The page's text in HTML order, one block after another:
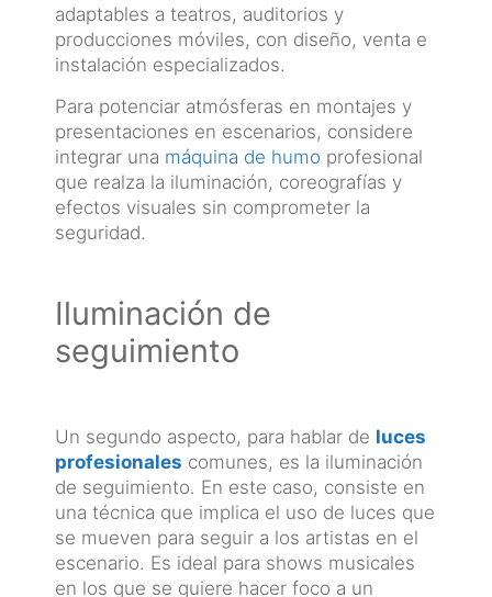
adaptables a teatros, auditorios y
producciones móviles, con diseño, venta e
instalación especializados.
Para potenciar atmósferas en montajes y
presentaciones en escenarios, considere
integrar una máquina de humo profesional
que realza la iluminación, coreografías y
efectos visuales sin comprometer la
seguridad.
Iluminación de
seguimiento
Un segundo aspecto, para hablar de luces
profesionales comunes, es la iluminación
de seguimiento. En este caso, consiste en
una técnica que implica el uso de luces que
se mueven para seguir a los artistas en el
escenario. Es ideal para shows musicales
en los que se quiere hacer foco a un